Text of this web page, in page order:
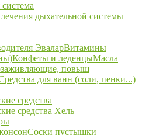
дыхательной системы
ЭваларВитамины
Конфеты и леденцыМасла
повыш
для ванн (соли, пенки...)
средства
средства Хель
Соски пустышки